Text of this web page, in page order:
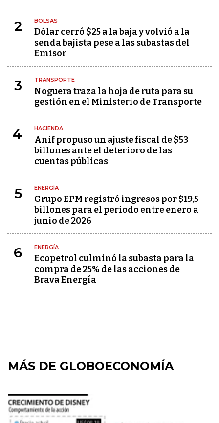
2 BOLSAS
Dólar cerró $25 a la baja y volvió a la
senda bajista pese a las subastas del
Emisor
3 TRANSPORTE
Noguera traza la hoja de ruta para su
gestión en el Ministerio de Transporte
4 HACIENDA
Anif propuso un ajuste fiscal de $53
billones ante el deterioro de las
cuentas públicas
5 ENERGÍA
Grupo EPM registró ingresos por $19,5
billones para el periodo entre enero a
junio de 2026
6 ENERGÍA
Ecopetrol culminó la subasta para la
compra de 25% de las acciones de
Brava Energía
MÁS DE GLOBOECONOMÍA